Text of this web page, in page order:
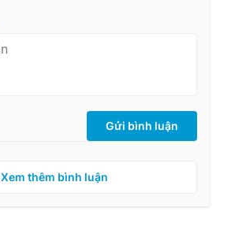
Gửi bình luận
Xem thêm bình luận